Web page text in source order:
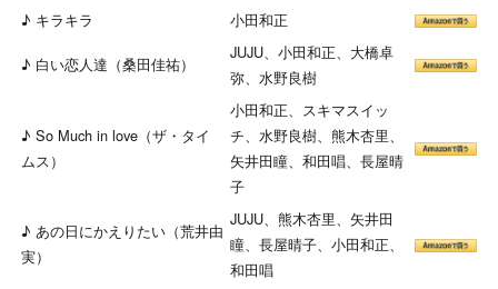
♪ キラキラ
小田和正
♪ 白い恋人達（桑田佳祐）
JUJU、小田和正、大橋卓
弥、水野良樹
♪ So Much in love（ザ・タイ
ムス）
小田和正、スキマスイッ
チ、水野良樹、熊木杏里、
矢井田瞳、和田唱、長屋晴
子
♪ あの日にかえりたい（荒井由
実）
JUJU、熊木杏里、矢井田
瞳、長屋晴子、小田和正、
和田唱